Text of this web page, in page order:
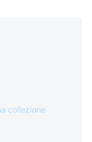
collezione